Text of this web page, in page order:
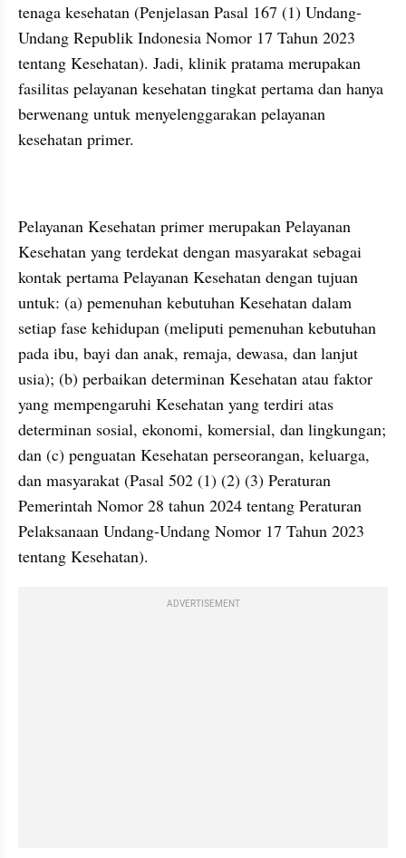
tenaga kesehatan (Penjelasan Pasal 167 (1) Undang-
Undang Republik Indonesia Nomor 17 Tahun 2023
tentang Kesehatan). Jadi, klinik pratama merupakan
fasilitas pelayanan kesehatan tingkat pertama dan hanya
berwenang untuk menyelenggarakan pelayanan
kesehatan primer.
Pelayanan Kesehatan primer merupakan Pelayanan
Kesehatan yang terdekat dengan masyarakat sebagai
kontak pertama Pelayanan Kesehatan dengan tujuan
untuk: (a) pemenuhan kebutuhan Kesehatan dalam
setiap fase kehidupan (meliputi pemenuhan kebutuhan
pada ibu, bayi dan anak, remaja, dewasa, dan lanjut
usia); (b) perbaikan determinan Kesehatan atau faktor
yang mempengaruhi Kesehatan yang terdiri atas
determinan sosial, ekonomi, komersial, dan lingkungan;
dan (c) penguatan Kesehatan perseorangan, keluarga,
dan masyarakat (Pasal 502 (1) (2) (3) Peraturan
Pemerintah Nomor 28 tahun 2024 tentang Peraturan
Pelaksanaan Undang-Undang Nomor 17 Tahun 2023
tentang Kesehatan).
ADVERTISEMENT